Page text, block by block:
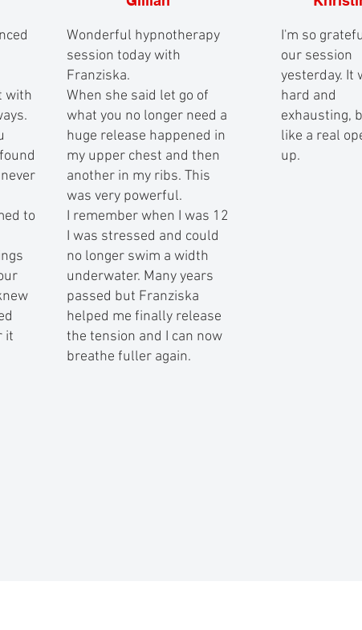
with
to
it
Wonderful hypnotherapy
session today with
Franziska.
When she said let go of
what you no longer need a
huge release happened in
my upper chest and then
another in my ribs. This
was very powerful.
I remember when I was 12
I was stressed and could
no longer swim a width
underwater. Many years
passed but Franziska
helped me finally release
the tension and I can now
breathe fuller again.
I'm so
our session
yesterday. It
hard and
exhausting,
like a real
up.